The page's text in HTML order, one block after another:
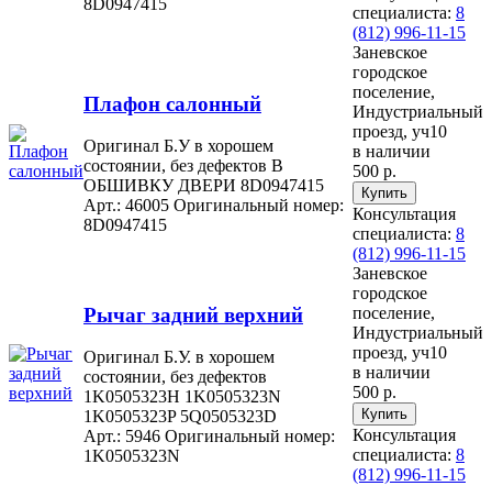
8D0947415
специалиста: 8
(812) 996-11-15
Плафон салонный
Оригинал Б.У в хорошем
состоянии, без дефектов В
ОБШИВКУ ДВЕРИ 8D0947415
Арт.: 46005 Оригинальный номер:
8D0947415
Заневское
городское
поселение,
Индустриальный
проезд, уч10
в наличии
500 р.
Консультация
специалиста: 8
(812) 996-11-15
Рычаг задний верхний
Оригинал Б.У. в хорошем
состоянии, без дефектов
1K0505323H 1K0505323N
1K0505323P 5Q0505323D
Арт.: 5946 Оригинальный номер:
1K0505323N
Заневское
городское
поселение,
Индустриальный
проезд, уч10
в наличии
500 р.
Консультация
специалиста: 8
(812) 996-11-15